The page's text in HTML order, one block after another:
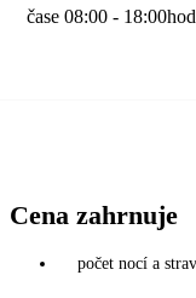
čase 08:00 -
Cena zahrnuje
počet nocí a